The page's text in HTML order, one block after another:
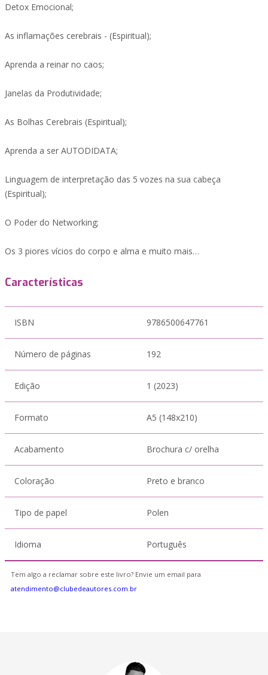
Detox Emocional;
As inflamações cerebrais - (Espiritual);
Aprenda a reinar no caos;
Janelas da Produtividade;
As Bolhas Cerebrais (Espiritual);
Aprenda a ser AUTODIDATA;
Linguagem de interpretação das 5 vozes na sua cabeça
(Espiritual);
O Poder do Networking;
Os 3 piores vícios do corpo e alma e muito mais…
Características
ISBN 9786500647761
Número de páginas 192
Edição 1 (2023)
Formato A5 (148x210)
Acabamento Brochura c/ orelha
Coloração Preto e branco
Tipo de papel Polen
Idioma Português
Tem algo a reclamar sobre este livro? Envie um email para
atendimento@clubedeautores.com.br